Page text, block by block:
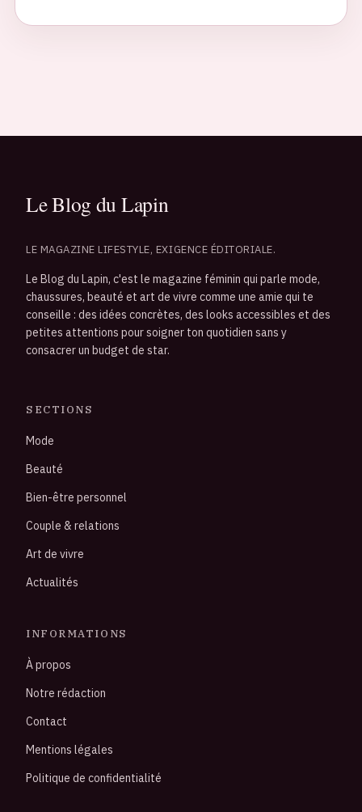
LE MAGAZINE LIFESTYLE, EXIGENCE ÉDITORIALE.
Le Blog du Lapin, c'est le magazine féminin qui parle mode,
chaussures, beauté et art de vivre comme une amie qui te
conseille : des idées concrètes, des looks accessibles et des
petites attentions pour soigner ton quotidien sans y
consacrer un budget de star.
SECTIONS
Mode
Beauté
Bien-être personnel
Couple & relations
Art de vivre
Actualités
INFORMATIONS
À propos
Notre rédaction
Contact
Mentions légales
Politique de confidentialité